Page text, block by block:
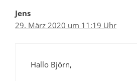
Jens
29. März 2020 um 11:19 Uhr
Hallo Björn,